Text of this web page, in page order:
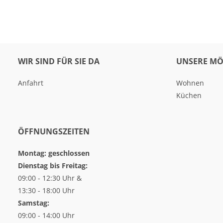
WIR SIND FÜR SIE DA
Anfahrt
UNSERE
Wohnen
Küchen
ÖFFNUNGSZEITEN
Montag: geschlossen
Dienstag bis Freitag:
09:00 - 12:30 Uhr &
13:30 - 18:00 Uhr
Samstag:
09:00 - 14:00 Uhr